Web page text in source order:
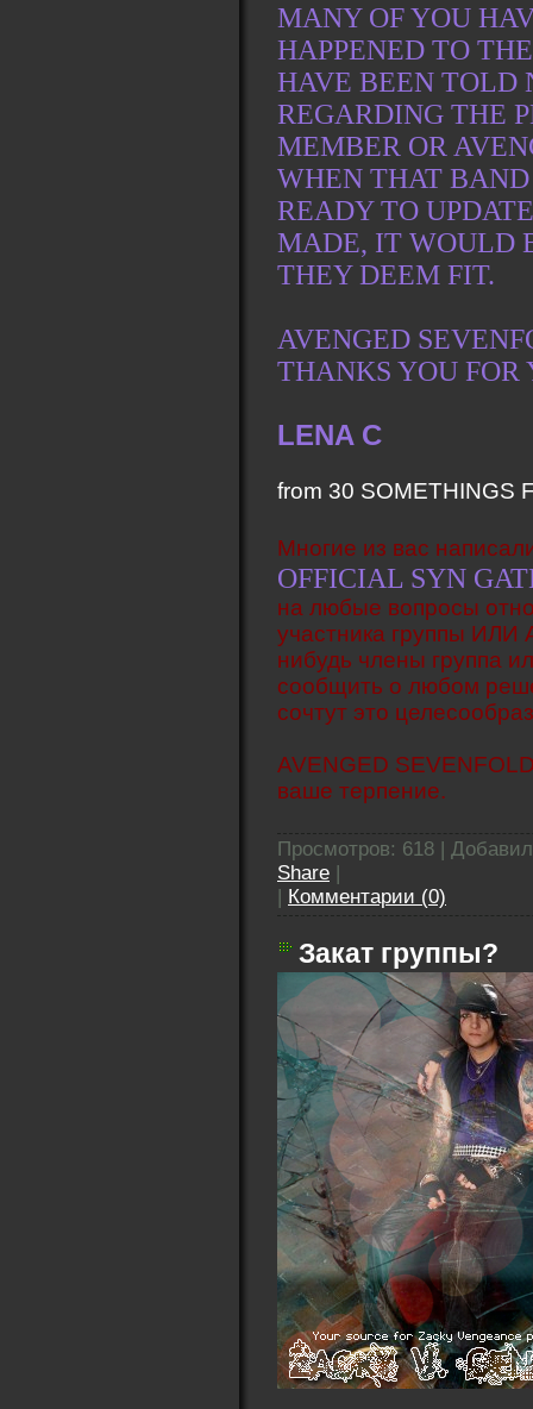
MANY OF YOU
HAPPENED TO
HAVE BEEN TOLD
REGARDING THE
MEMBER OR
WHEN THAT
READY TO
MADE, IT WOULD
THEY DEEM FIT.
AVENGED
THANKS YOU FOR
LENA C
from 30 SOMETHINGS
Многие из вас
OFFICIAL SYN
на любые вопросы
участника группы ИЛИ
нибудь члены группа
сообщить о любом
сочтут это
AVENGED
ваше терпение.
Просмотров: 618 |
Share |
| Комментарии (0)
Закат группы?